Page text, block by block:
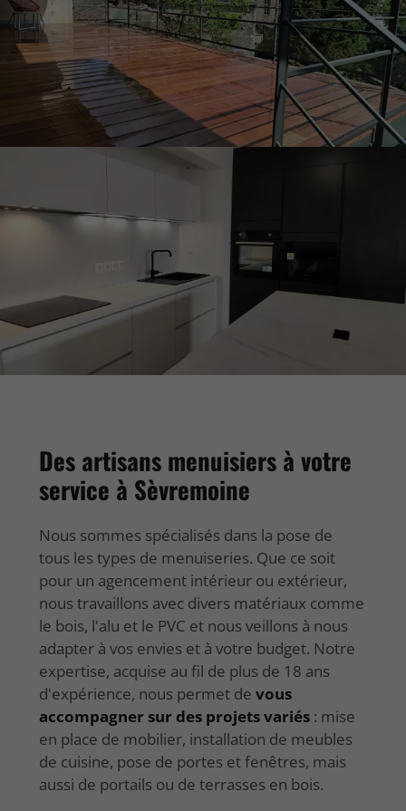
Des artisans menuisiers à votre
service à Sèvremoine
Nous sommes spécialisés dans la pose de
tous les types de menuiseries. Que ce soit
pour un agencement intérieur ou extérieur,
nous travaillons avec divers matériaux comme
le bois, l'alu et le PVC et nous veillons à nous
adapter à vos envies et à votre budget. Notre
expertise, acquise au fil de plus de 18 ans
d'expérience, nous permet devous
accompagner sur des projets variés : mise
en place de mobilier, installation de meubles
de cuisine, pose de portes et fenêtres, mais
aussi de portails ou de terrasses en bois.